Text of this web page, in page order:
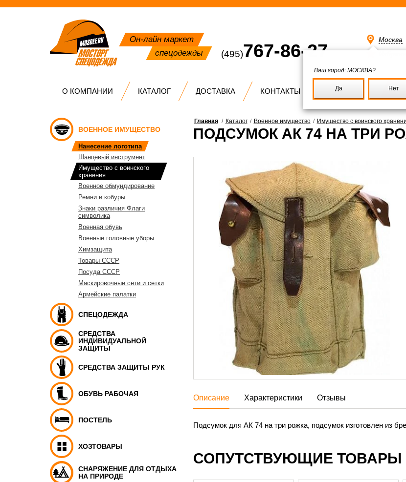
Он-лайн маркет
спецодежды
(495)767-86-27
Москва
Ваш город: МОСКВА?
Да Нет
О КОМПАНИИ КАТАЛОГ ДОСТАВКА КОНТАКТЫ
ВОЕННОЕ ИМУЩЕСТВО
Нанесение логотипа
Шанцевый инструмент
Имущество с воинского
хранения
Военное обмундирование
Ремни и кобуры
Знаки различия Флаги
символика
Военная обувь
Военные головные уборы
Химзащита
Товары СССР
Посуда СССР
Маскировочные сети и сетки
Армейские палатки
СПЕЦОДЕЖДА
СРЕДСТВА
ИНДИВИДУАЛЬНОЙ
ЗАЩИТЫ
СРЕДСТВА ЗАЩИТЫ РУК
ОБУВЬ РАБОЧАЯ
ПОСТЕЛЬ
ХОЗТОВАРЫ
СНАРЯЖЕНИЕ ДЛЯ ОТДЫХА
НА ПРИРОДЕ
Главная / Каталог / Военное имущество / Имущество с воинского
ПОДСУМОК АК 74 НА ТРИ
Описание Характеристики Отзывы
Подсумок для АК 74 на три рожка, подсумок изготовлен из
СОПУТСТВУЮЩИЕ ТОВАРЫ